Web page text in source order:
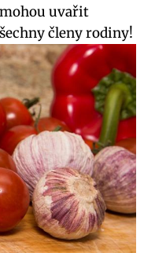
uvařit
členy ⁣rodiny!